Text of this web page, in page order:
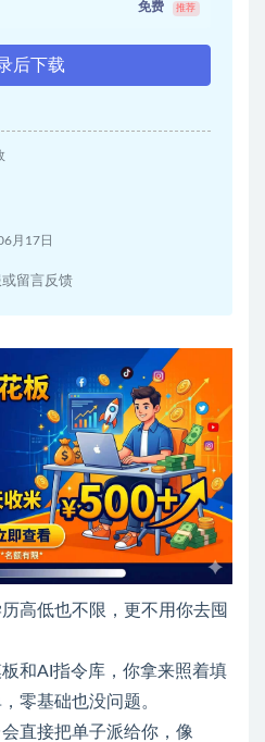
免费 推荐
后下载
月17日
或留言反馈
高低也不限，更不用你去囤
和AI指令库，你拿来照着填
零基础也没问题。
直接把单子派给你，像